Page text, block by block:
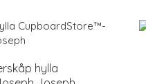
hylla